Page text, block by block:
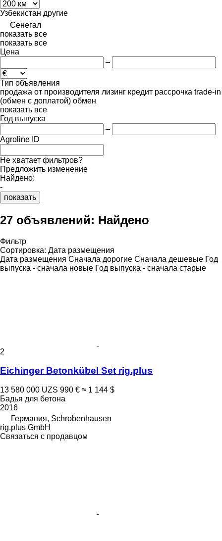
Узбекистан другие
Сенегал
показать все
показать все
Цена
–
Тип объявления
продажа от производителя лизинг кредит рассрочка trade-in
(обмен с доплатой) обмен
показать все
Год выпуска
–
Agroline ID
Не хватает фильтров?
Предложить изменение
Найдено:
-
показать
27 объявлений: Найдено
Фильтр
Сортировка: Дата размещения
Дата размещения Сначала дорогие Сначала дешевые Год
выпуска - сначала новые Год выпуска - сначала старые
2
Eichinger Betonkübel Set rig.plus
13 580 000 UZS 990 € ≈ 1 144 $
Бадья для бетона
2016
Германия, Schrobenhausen
rig.plus GmbH
Связаться с продавцом